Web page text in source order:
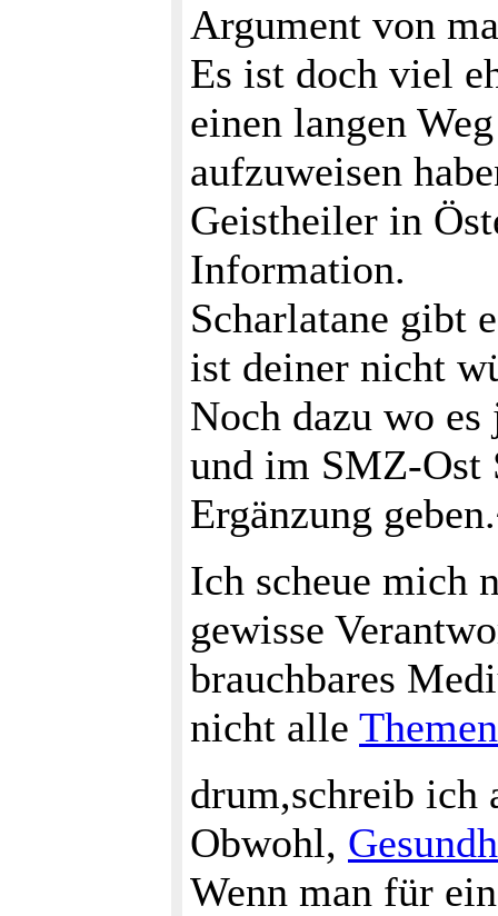
Argument von
Es ist doch viel
einen langen
aufzuweisen
Geistheiler in
Information.
Scharlatane gibt
ist deiner nicht
Noch dazu wo
und im SMZ-Ost
Ergänzung
Ich scheue mich
gewisse
brauchbares
nicht alle Themen
drum,schreib ich
Obwohl,
Wenn man für